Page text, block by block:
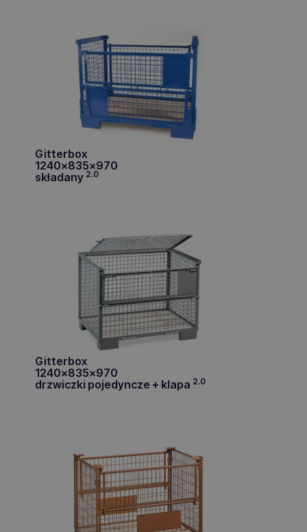
Gitterbox
1240x835x970
składany 2.0
Gitterbox
1240x835x970
drzwiczki pojedyncze + klapa 2.0